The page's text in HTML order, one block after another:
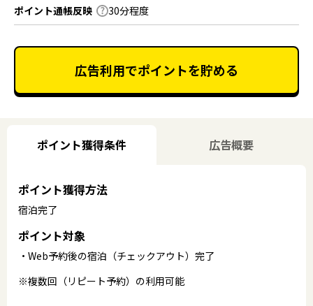
ポイント通帳反映 30分程度
広告利用でポイントを貯める
ポイント獲得条件 広告概要
ポイント獲得方法
宿泊完了
ポイント対象
Web予約後の宿泊（チェックアウト）完了
※複数回（リピート予約）の利用可能